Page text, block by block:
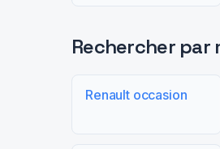
Rechercher par
Renault occasion